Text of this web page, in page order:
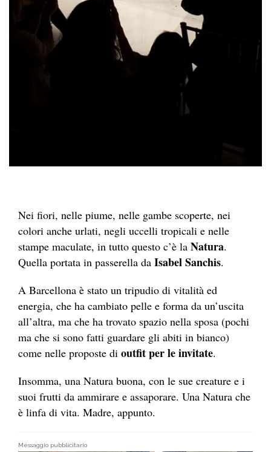
Nei fiori, nelle piume, nelle gambe scoperte, nei
colori anche urlati, negli uccelli tropicali e nelle
stampe maculate, in tutto questo c’è la Natura.
Quella portata in passerella da Isabel Sanchis.
A Barcellona è stato un tripudio di vitalità ed
energia, che ha cambiato pelle e forma da un’uscita
all’altra, ma che ha trovato spazio nella sposa (pochi
ma che si sono fatti guardare gli abiti in bianco)
come nelle proposte di outfit per le invitate.
Insomma, una Natura buona, con le sue creature e i
suoi frutti da ammirare e assaporare. Una Natura che
è linfa di vita. Madre, appunto.
Messaggio pubblicitario